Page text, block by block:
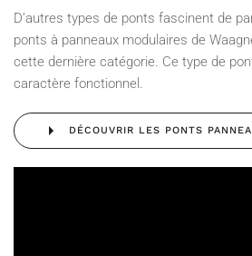
D’autres types de ponts fascinent de
ponts à panneaux modulaires de
cette dernière catégorie. Ce type de
caractère fonctionnel.
DÉCOUVRIR LES PONTS